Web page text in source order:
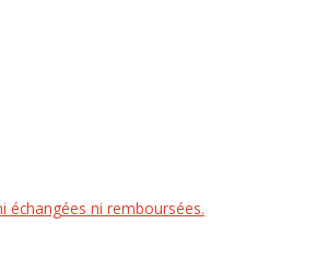
échangées ni remboursées.